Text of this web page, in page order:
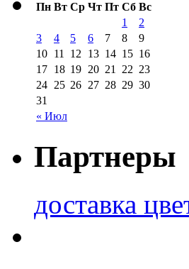
Пн Вт Ср Чт Пт Сб Вс
« Июл
1
2
3
4 5 6 7 8
9
10 11 12 13 14 15 16
17 18 19 20 21 22 23
24 25 26 27 28 29 30
31
Партнеры
доставка